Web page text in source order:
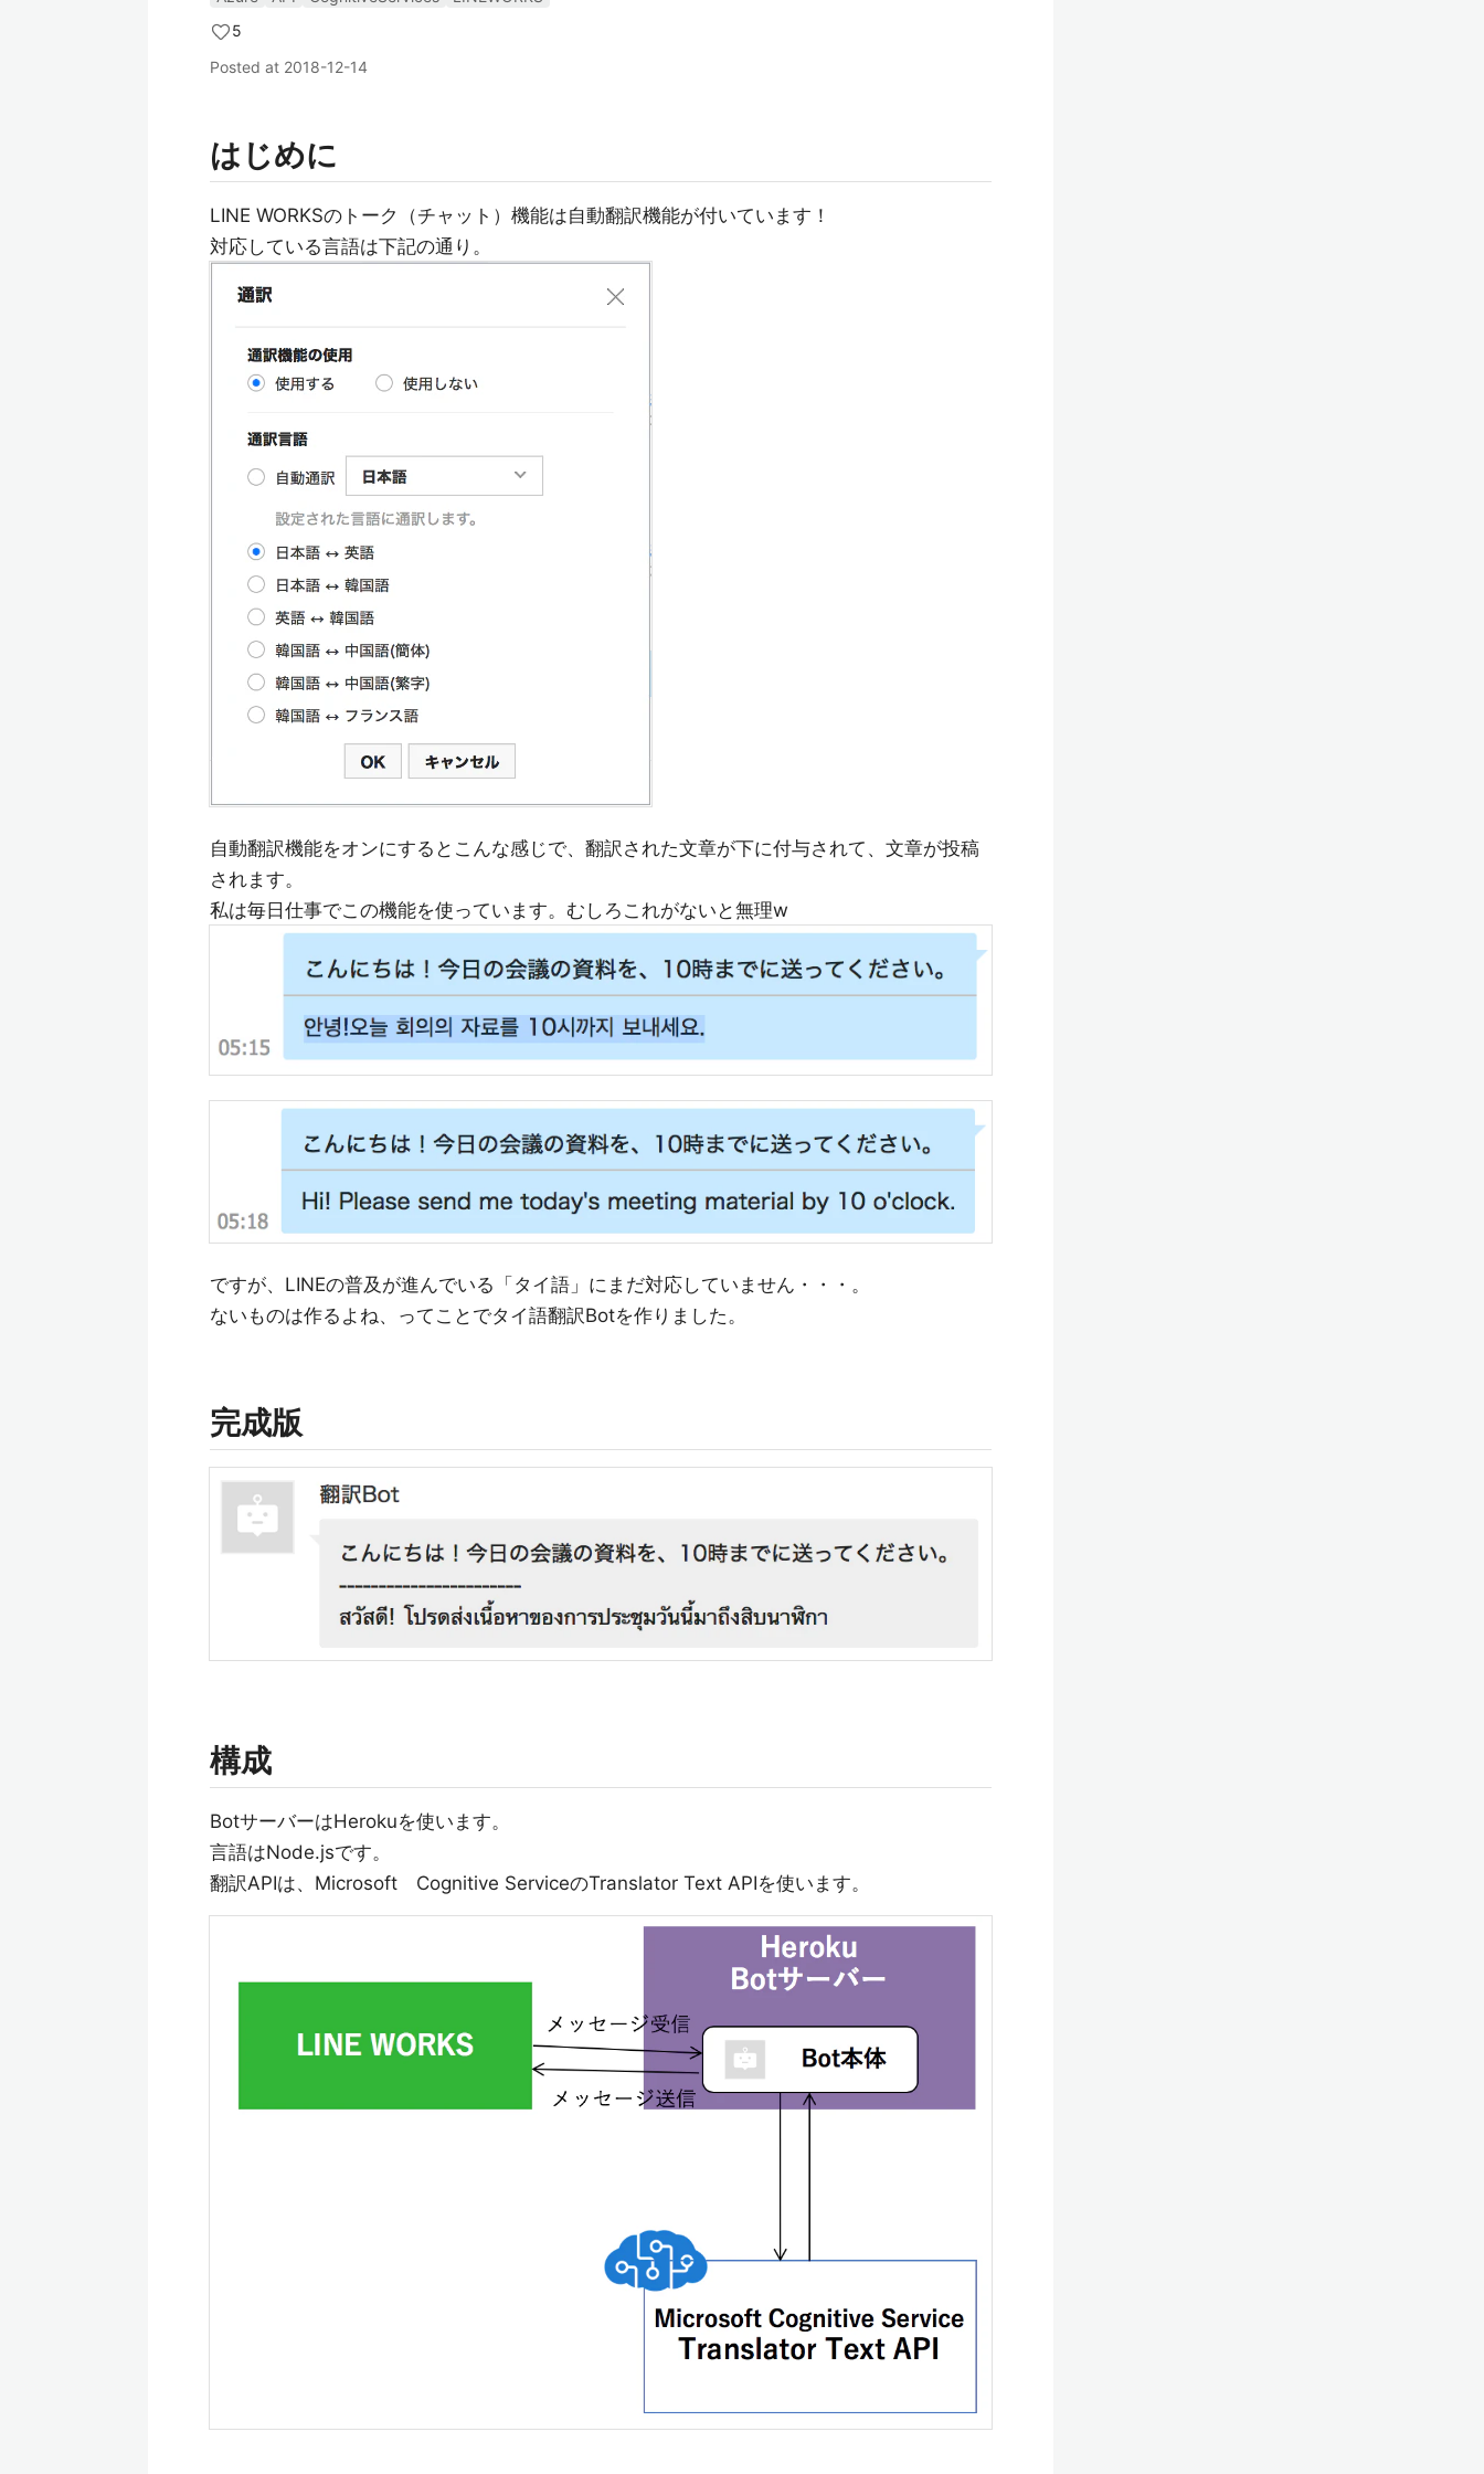
5
Posted at 2018-12-14
はじめに
LINE WORKSのトーク（チャット）機能は自動翻訳機能が付いています！
対応している言語は下記の通り。
自動翻訳機能をオンにするとこんな感じで、翻訳された文章が下に付与されて、文章が投稿
されます。
私は毎日仕事でこの機能を使っています。むしろこれがないと無理w
ですが、LINEの普及が進んでいる「タイ語」にまだ対応していません・・・。
ないものは作るよね、ってことでタイ語翻訳Botを作りました。
完成版
構成
BotサーバーはHerokuを使います。
言語はNode.jsです。
翻訳APIは、Microsoft Cognitive ServiceのTranslator Text APIを使います。